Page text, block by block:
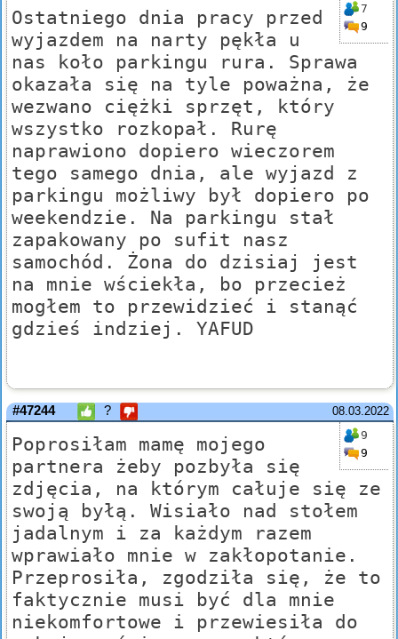
7
9
Ostatniego dnia pracy przed
wyjazdem na narty pękła u
nas koło parkingu rura. Sprawa
okazała się na tyle poważna, że
wezwano ciężki sprzęt, który
wszystko rozkopał. Rurę
naprawiono dopiero wieczorem
tego samego dnia, ale wyjazd z
parkingu możliwy był dopiero po
weekendzie. Na parkingu stał
zapakowany po sufit nasz
samochód. Żona do dzisiaj jest
na mnie wściekła, bo przecież
mogłem to przewidzieć i stanąć
gdzieś indziej. YAFUD
08.03.2022
#47244 ?
9
9
Poprosiłam mamę mojego
partnera żeby pozbyła się
zdjęcia, na którym całuje się ze
swoją byłą. Wisiało nad stołem
jadalnym i za każdym razem
wprawiało mnie w zakłopotanie.
Przeprosiła, zgodziła się, że to
faktycznie musi być dla mnie
niekomfortowe i przewiesiła do